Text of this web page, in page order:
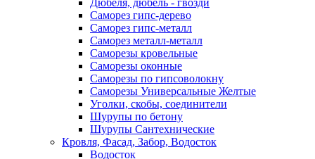
Дюбеля, дюбель - гвозди
Саморез гипс-дерево
Саморез гипс-металл
Саморез металл-металл
Саморезы кровельные
Саморезы оконные
Саморезы по гипсоволокну
Саморезы Универсальные Желтые
Уголки, скобы, соединители
Шурупы по бетону
Шурупы Сантехнические
Кровля, Фасад, Забор, Водосток
Водосток